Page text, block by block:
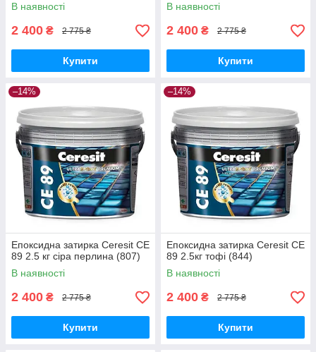
В наявності
2 400 ₴ 2 775 ₴
Купити
В наявності
2 400 ₴ 2 775 ₴
Купити
–14%
Епоксидна затирка Ceresit CE
89 2.5 кг сіра перлина (807)
В наявності
2 400 ₴ 2 775 ₴
Купити
–14%
Епоксидна затирка Ceresit CE
89 2.5кг тофі (844)
В наявності
2 400 ₴ 2 775 ₴
Купити